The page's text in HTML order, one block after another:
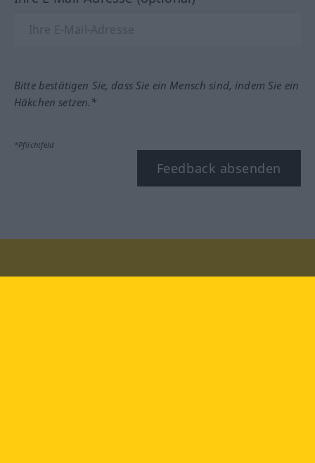
Bitte bestätigen Sie, dass Sie ein Mensch sind, indem Sie ein
Häkchen setzen.*
*Pflichtfeld
Feedback absenden
Besuchen Sie uns auf: